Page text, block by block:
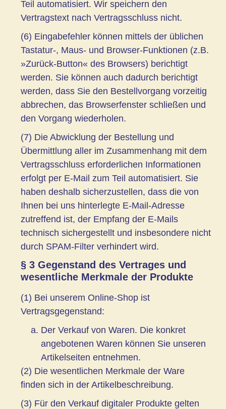
Teil automatisiert. Wir speichern den
Vertragstext nach Vertragsschluss nicht.
(6) Eingabefehler können mittels der üblichen
Tastatur-, Maus- und Browser-Funktionen (z.B.
»Zurück-Button« des Browsers) berichtigt
werden. Sie können auch dadurch berichtigt
werden, dass Sie den Bestellvorgang vorzeitig
abbrechen, das Browserfenster schließen und
den Vorgang wiederholen.
(7) Die Abwicklung der Bestellung und
Übermittlung aller im Zusammenhang mit dem
Vertragsschluss erforderlichen Informationen
erfolgt per E-Mail zum Teil automatisiert. Sie
haben deshalb sicherzustellen, dass die von
Ihnen bei uns hinterlegte E-Mail-Adresse
zutreffend ist, der Empfang der E-Mails
technisch sichergestellt und insbesondere nicht
durch SPAM-Filter verhindert wird.
§ 3 Gegenstand des Vertrages und
wesentliche Merkmale der Produkte
(1) Bei unserem Online-Shop ist
Vertragsgegenstand:
Der Verkauf von Waren. Die konkret
angebotenen Waren können Sie unseren
Artikelseiten entnehmen.
(2) Die wesentlichen Merkmale der Ware
finden sich in der Artikelbeschreibung.
(3) Für den Verkauf digitaler Produkte gelten